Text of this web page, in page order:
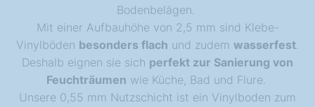
Bodenbelägen.
Mit einer Aufbauhöhe von 2,5 mm sind Klebe-
Vinylböden besonders flach und zudem wasserfest.
Deshalb eignen sie sich perfekt zur Sanierung von
Feuchträumen wie Küche, Bad und Flure.
Unsere 0,55 mm Nutzschicht ist ein Vinylboden zum